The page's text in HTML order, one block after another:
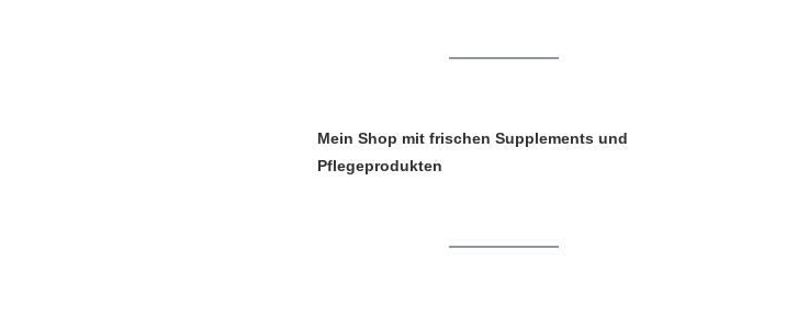
Mein Shop mit frischen Supplements und
Pflegeprodukten